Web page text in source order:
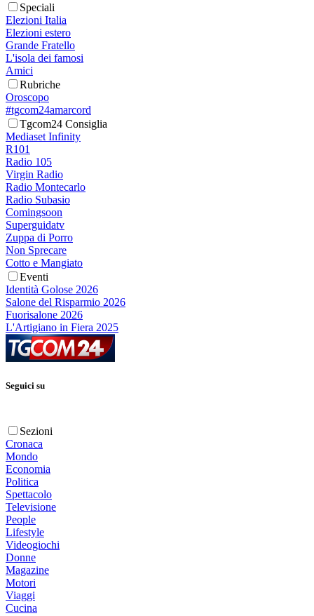
Speciali
Elezioni Italia
Elezioni estero
Grande Fratello
L'isola dei famosi
Amici
Rubriche
Oroscopo
#tgcom24amarcord
Tgcom24 Consiglia
Mediaset Infinity
R101
Radio 105
Virgin Radio
Radio Montecarlo
Radio Subasio
Comingsoon
Superguidatv
Zuppa di Porro
Non Sprecare
Cotto e Mangiato
Eventi
Identità Golose 2026
Salone del Risparmio 2026
Fuorisalone 2026
L'Artigiano in Fiera 2025
Seguici su
Sezioni
Cronaca
Mondo
Economia
Politica
Spettacolo
Televisione
People
Lifestyle
Videogiochi
Donne
Magazine
Motori
Viaggi
Cucina